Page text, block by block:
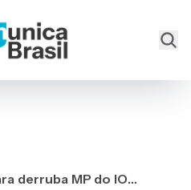
derruba MP do IOF